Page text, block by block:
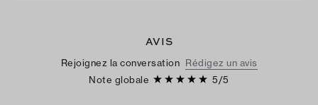
AVIS
Rejoignez la conversation Rédigez un avis
Note globale
5/5